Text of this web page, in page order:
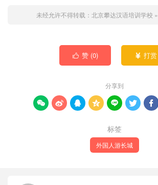
未经允许不得转载： 北京攀达汉语培训学校 »
 赞 (0)  打赏
分享到
      
标签
外国人游长城